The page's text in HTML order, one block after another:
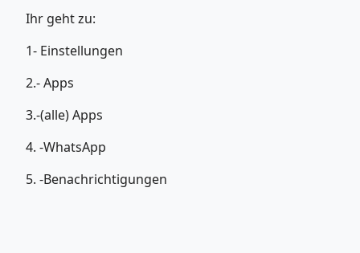
Ihr geht zu:
1- Einstellungen
2.- Apps
3.-(alle) Apps
4. -WhatsApp
5. -Benachrichtigungen